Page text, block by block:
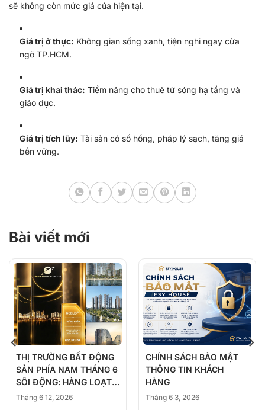
sẽ không còn mức giá của hiện tại.
Giá trị ở thực: Không gian sống xanh, tiện nghi ngay cửa
ngõ TP.HCM.
Giá trị khai thác: Tiềm năng cho thuê từ sóng hạ tầng và
giáo dục.
Giá trị tích lũy: Tài sản có sổ hồng, pháp lý sạch, tăng giá
bền vững.
Bài viết mới
THỊ TRƯỜNG BẤT ĐỘNG
SẢN PHÍA NAM THÁNG 6
SÔI ĐỘNG: HÀNG LOẠT
DỰ ÁN ĐỒNG LOẠT
Tháng 6 12, 2026
CHÍNH SÁCH BẢO MẬT
THÔNG TIN KHÁCH
HÀNG
Tháng 6 3, 2026